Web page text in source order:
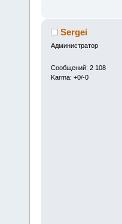
Sergei
Администратор
Сообщений: 2 108
Karma: +0/-0